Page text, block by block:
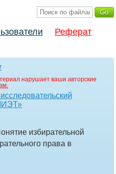
Реферат
нарушает ваши авторские
избирательной
права в